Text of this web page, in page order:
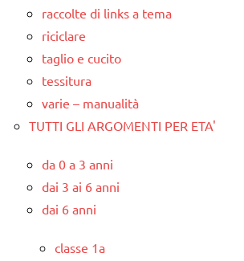
raccolte di links a tema
riciclare
taglio e cucito
tessitura
varie – manualità
TUTTI GLI ARGOMENTI PER ETA'
da 0 a 3 anni
dai 3 ai 6 anni
dai 6 anni
classe 1a